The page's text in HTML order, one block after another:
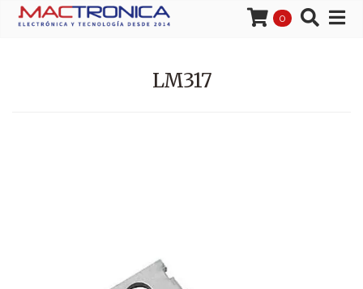
0
LM317